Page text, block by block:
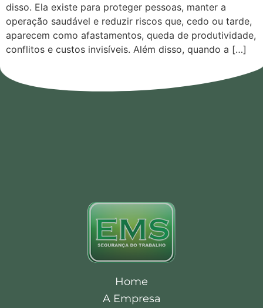
disso. Ela existe para proteger pessoas, manter a
operação saudável e reduzir riscos que, cedo ou tarde,
aparecem como afastamentos, queda de produtividade,
conflitos e custos invisíveis. Além disso, quando a […]
Home
A Empresa